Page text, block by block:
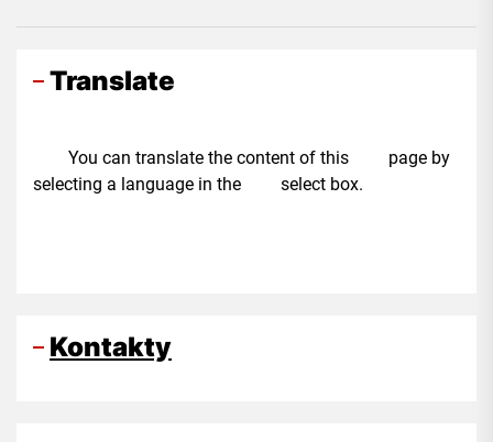
Translate
You can translate the content of this page by
selecting a language in the select box.
Kontakty